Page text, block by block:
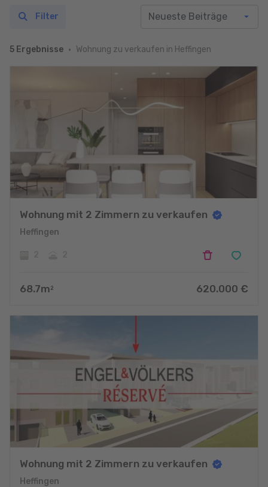
5 Ergebnisse Wohnung zu verkaufen in Heffingen
Filter
Wohnung mit 2 Zimmern zu verkaufen
Heffingen
68.7m 2 620.000 €
Wohnung mit 2 Zimmern zu verkaufen
Heffingen